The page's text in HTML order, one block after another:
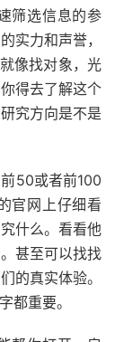
筛选信息的参
实力和声誉，
像找对象，光
得去了解这个
究方向是不是
50或者前100
官网上仔细看
什么。看看他
甚至可以找找
的真实体验。
都重要。